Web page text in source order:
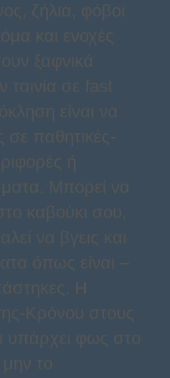
ζήλια, φόβοι
και ενοχές
ξαφνικά
σε fast
είναι να
παθητικές-
ή
Μπορεί να
καβούκι σου,
να βγεις και
όπως είναι –
Η
Κρόνου στους
υπάρχει φως στο
το